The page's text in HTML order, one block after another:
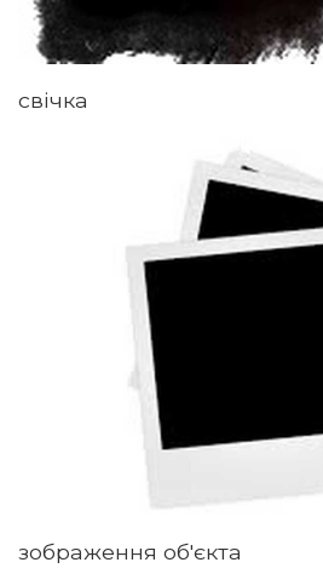
свічка
зображення об'єкта